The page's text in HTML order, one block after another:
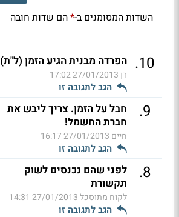
השדות המסומנים ב-*הם שדות חובה
10
. הפרדה מבנית הגיע הזמן (ל"ת)
רן27/01/2013 17:02
הגב לתגובה זו
9
.
חבל על הזמן. צריך ליבש את
חברת החשמל!
חיים 27/01/2013 16:17
הגב לתגובה זו
8
.
לפני שהם נכנסים לשוק
תקשורת
לקוח מתוסכל27/01/2013 14:31
הגב לתגובה זו